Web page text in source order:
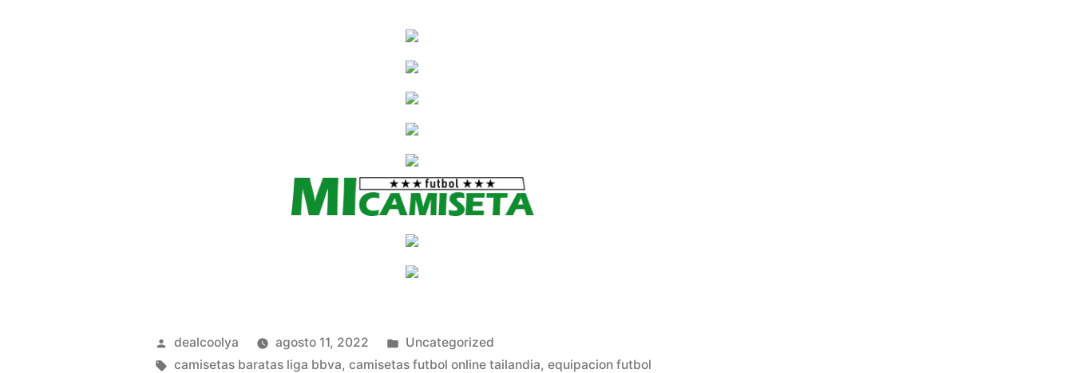
Publicado
por
dealcoolya agosto 11, 2022
Publicado
en
Uncategorized
Etiquetas:
camisetas baratas liga bbva,camisetas futbol online tailandia,equipacion futbol